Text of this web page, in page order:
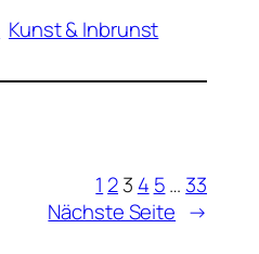
Kunst & Inbrunst
1 23 4 5… 33
Nächste Seite →